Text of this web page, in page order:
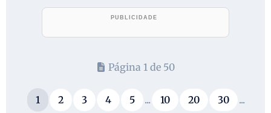
Página 1 de 50
1 2 3 4 5 ... 10 20 30 ...